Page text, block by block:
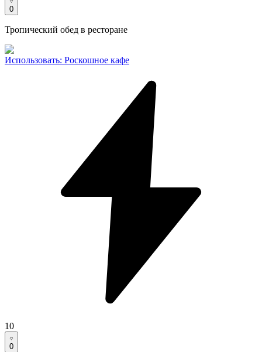
0
Тропический обед в ресторане
Использовать: Роскошное кафе
10
0